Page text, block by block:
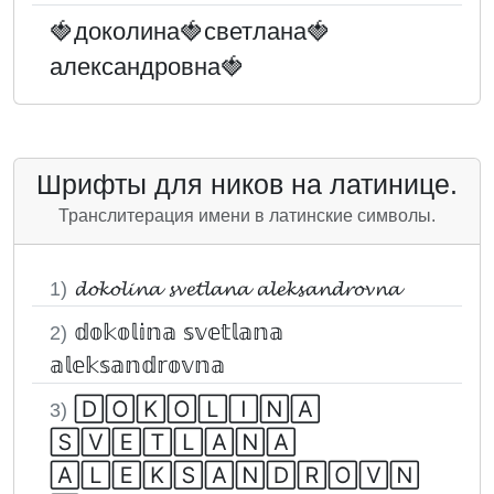
🍓доколина🍓светлана🍓
александровна🍓
Шрифты для ников на латинице.
Транслитерация имени в латинские символы.
1) 𝓭𝓸𝓴𝓸𝓵𝓲𝓷𝓪 𝓼𝓿𝓮𝓽𝓵𝓪𝓷𝓪 𝓪𝓵𝓮𝓴𝓼𝓪𝓷𝓭𝓻𝓸𝓿𝓷𝓪
2) 𝕕𝕠𝕜𝕠𝕝𝕚𝕟𝕒 𝕤𝕧𝕖𝕥𝕝𝕒𝕟𝕒
𝕒𝕝𝕖𝕜𝕤𝕒𝕟𝕕𝕣𝕠𝕧𝕟𝕒
3) 🄳🄾🄺🄾🄻🄸🄽🄰
🅂🅅🄴🅃🄻🄰🄽🄰
🄰🄻🄴🄺🅂🄰🄽🄳🅁🄾🅅🄽